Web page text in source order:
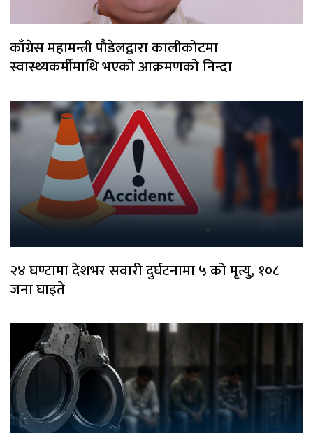
काँग्रेस महामन्त्री पौडेलद्वारा कालीकोटमा
स्वास्थ्यकर्मीमाथि भएको आक्रमणको निन्दा
२४ घण्टामा देशभर सवारी दुर्घटनामा ५ को मृत्यु, १०८
जना घाइते